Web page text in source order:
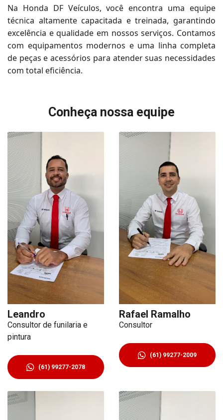
Na Honda DF Veículos, você encontra uma equipe
técnica altamente capacitada e treinada, garantindo
excelência e qualidade em nossos serviços. Contamos
com equipamentos modernos e uma linha completa
de peças e acessórios para atender suas necessidades
com total eficiência.
Conheça nossa equipe
Leandro
Consultor de funilaria e
pintura
(61) 99277-2078
Rafael Ramalho
Consultor
(61) 99277-2009